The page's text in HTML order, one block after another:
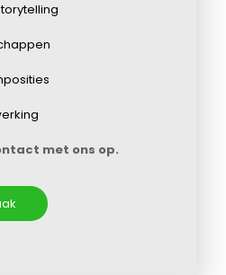
met ons op.